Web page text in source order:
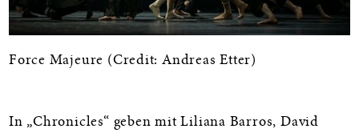
Force Majeure (Credit: Andreas Etter)
In „Chronicles“ geben mit Liliana Barros, David